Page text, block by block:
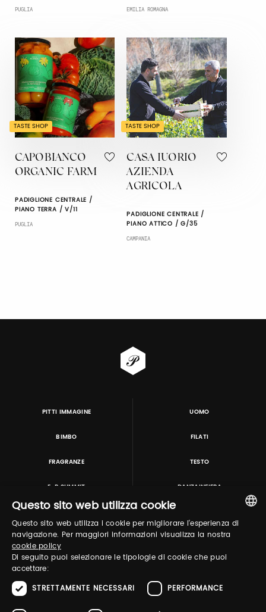
PUGLIA EMILIA ROMAGNA
TASTE SHOP
CAPOBIANCO
ORGANIC FARM
PADIGLIONE CENTRALE /
PIANO TERRA / V/11
PUGLIA
TASTE SHOP
CASA IUORIO
AZIENDA
AGRICOLA
PADIGLIONE CENTRALE /
PIANO ATTICO / G/35
CAMPANIA
PITTI IMMAGINE UOMO
BIMBO FILATI
FRAGRANZE TESTO
E-P SUMMIT DANZAINFIERA
TUTORING & CONSULTING
ITALIAN
Questo sito web utilizza cookie
Questo sito web utilizza i cookie per migliorare l'esperienza di
navigazione. Per maggiori informazioni visualizza la nostra
cookie policy
Di seguito puoi selezionare le tipologie di cookie che puoi
accettare:
STRETTAMENTE NECESSARI
PERFORMANCE